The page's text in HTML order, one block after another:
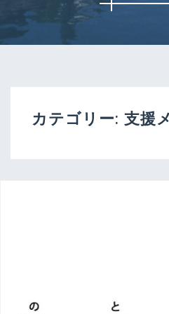
カテゴリー: 支援